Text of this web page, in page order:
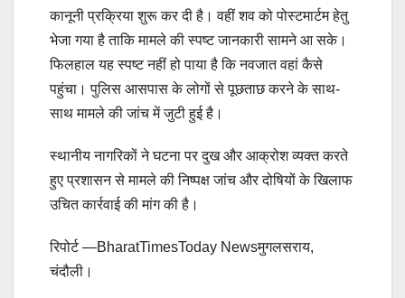
कानूनी प्रक्रिया शुरू कर दी है। वहीं शव को पोस्टमार्टम हेतु
भेजा गया है ताकि मामले की स्पष्ट जानकारी सामने आ सके।
फिलहाल यह स्पष्ट नहीं हो पाया है कि नवजात वहां कैसे
पहुंचा। पुलिस आसपास के लोगों से पूछताछ करने के साथ-
साथ मामले की जांच में जुटी हुई है।
स्थानीय नागरिकों ने घटना पर दुख और आक्रोश व्यक्त करते
हुए प्रशासन से मामले की निष्पक्ष जांच और दोषियों के खिलाफ
उचित कार्रवाई की मांग की है।
रिपोर्ट —BharatTimesToday Newsमुगलसराय,
चंदौली।